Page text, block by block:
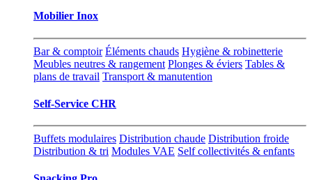
Mobilier Inox
Bar & comptoir Éléments chauds Hygiène & robinetterie
Meubles neutres & rangement Plonges & éviers Tables &
plans de travail Transport & manutention
Self-Service CHR
Buffets modulaires Distribution chaude Distribution froide
Distribution & tri Modules VAE Self collectivités & enfants